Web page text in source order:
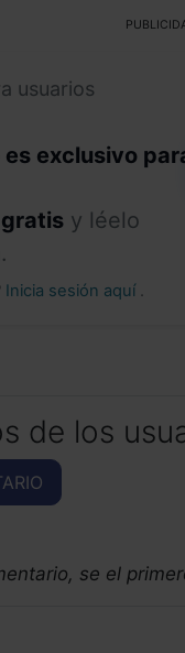
usuarios
exclusivo
gratis y léelo
Inicia sesión aquí .
de los
se el